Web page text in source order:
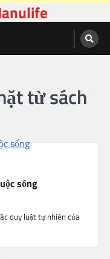
từ sách
sống
quy luật tự nhiên của